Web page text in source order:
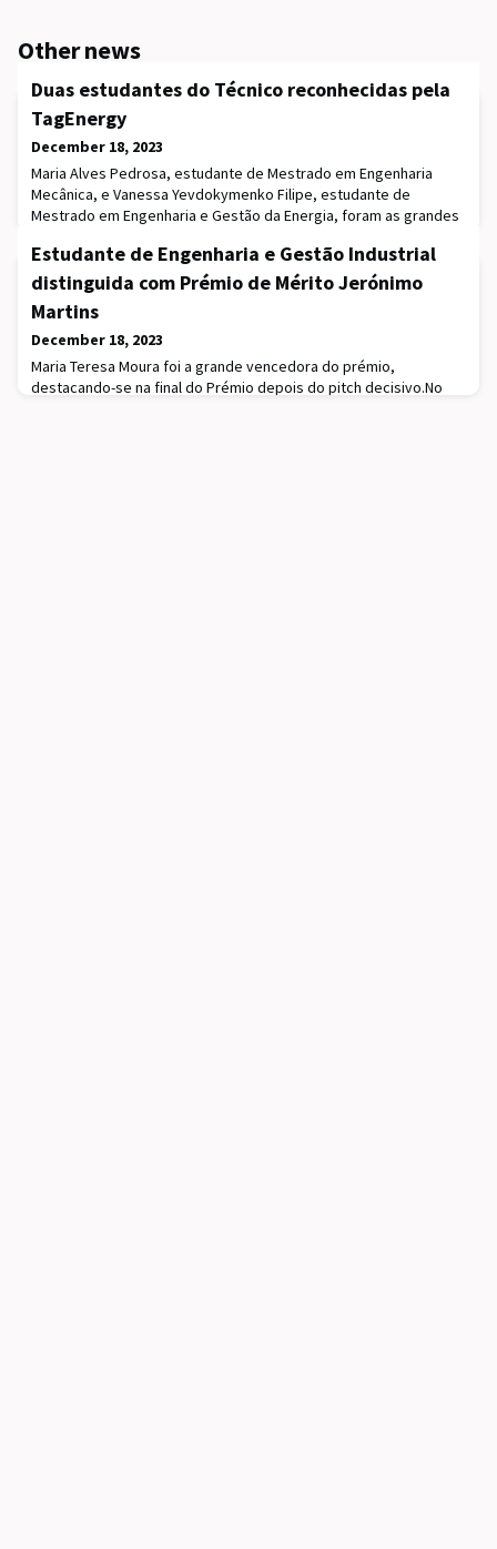
Other news
Duas estudantes do Técnico reconhecidas pela
TagEnergy
December 18, 2023
Maria Alves Pedrosa, estudante de Mestrado em Engenharia
Mecânica, e Vanessa Yevdokymenko Filipe, estudante de
Mestrado em Engenharia e Gestão da Energia, foram as grandes
passado dia 27 de novembro que a TagEnergy, empresa do setor
energético com foco em energia limpa e na transição energética,
premiou duas estudantes do Técnico com duas
Estudante de Engenharia e Gestão Industrial
distinguida com Prémio de Mérito Jerónimo
Martins
December 18, 2023
Maria Teresa Moura foi a grande vencedora do prémio,
destacando-se na final do Prémio depois do pitch decisivo.No